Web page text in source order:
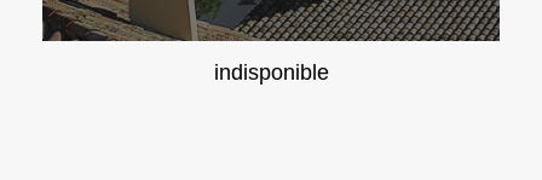
indisponible